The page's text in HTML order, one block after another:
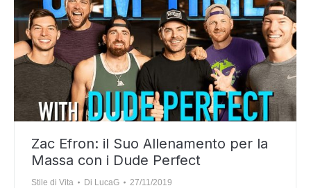
Zac Efron: il Suo Allenamento per la
Massa con i Dude Perfect
Stile di Vita Di LucaG 27/11/2019